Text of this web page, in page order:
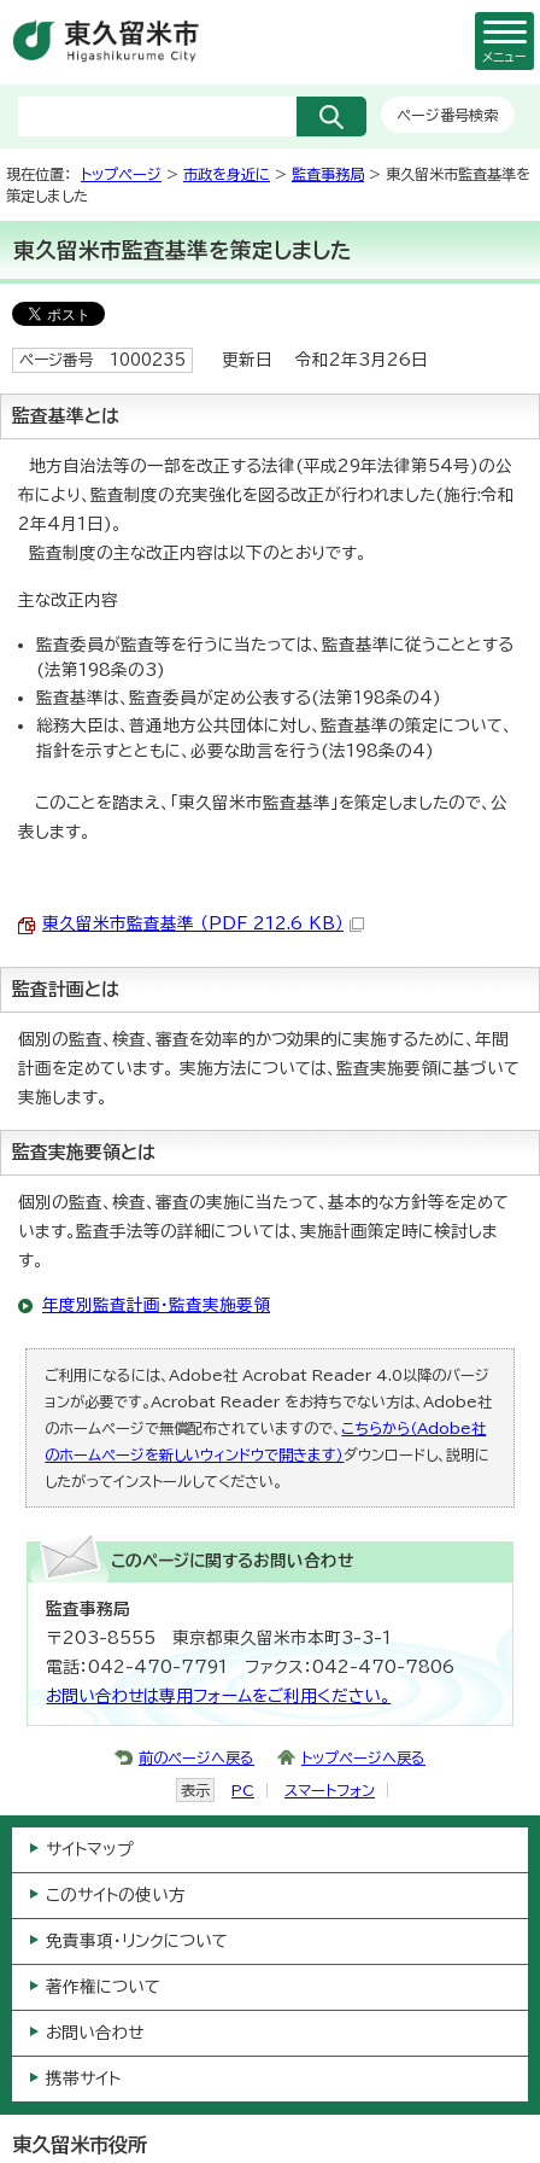
ページ番号検索
メニュー
現在位置： トップページ > 市政を身近に > 監査事務局 > 東久留米市監査基準を
策定しました
東久留米市監査基準を策定しました
ページ番号 1000235 更新日 令和2年3月26日
監査基準とは
地方自治法等の一部を改正する法律(平成29年法律第54号)の公
布により、監査制度の充実強化を図る改正が行われました(施行:令和
2年4月1日)。
監査制度の主な改正内容は以下のとおりです。
主な改正内容
監査委員が監査等を行うに当たっては、監査基準に従うこととする
(法第198条の3)
監査基準は、監査委員が定め公表する(法第198条の4)
総務大臣は、普通地方公共団体に対し、監査基準の策定について、
指針を示すとともに、必要な助言を行う(法198条の4)
このことを踏まえ、「東久留米市監査基準」を策定しましたので、公
表します。
東久留米市監査基準 （PDF 212.6 KB）
監査計画とは
個別の監査、検査、審査を効率的かつ効果的に実施するために、年間
計画を定めています。 実施方法については、監査実施要領に基づいて
実施します。
監査実施要領とは
個別の監査、検査、審査の実施に当たって、基本的な方針等を定めて
います。監査手法等の詳細については、実施計画策定時に検討しま
す。
年度別監査計画・監査実施要領
ご利用になるには、Adobe社 Acrobat Reader 4.0以降のバージ
ョンが必要です。Acrobat Reader をお持ちでない方は、Adobe社
のホームページで無償配布されていますので、 こちらから（Adobe社
のホームページを新しいウィンドウで開きます）ダウンロードし、説明に
したがってインストールしてください。
このページに関するお問い合わせ
監査事務局
〒203-8555 東京都東久留米市本町3-3-1
電話：042-470-7791 ファクス：042-470-7806
お問い合わせは専用フォームをご利用ください。
前のページへ戻る トップページへ戻る
表示 PC スマートフォン
サイトマップ
このサイトの使い方
免責事項・リンクについて
著作権について
お問い合わせ
携帯サイト
東久留米市役所